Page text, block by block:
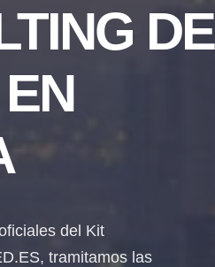
DE
del Kit
tramitamos las